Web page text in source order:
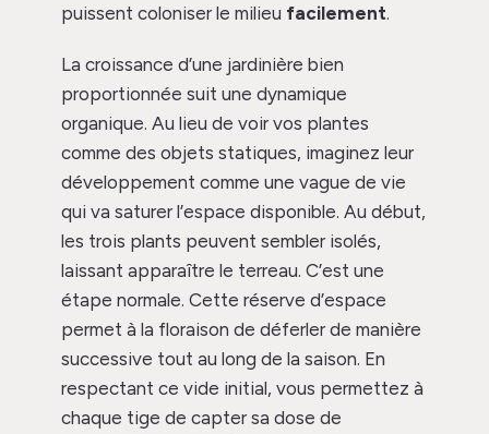
puissent coloniser le milieu facilement.
La croissance d’une jardinière bien
proportionnée suit une dynamique
organique. Au lieu de voir vos plantes
comme des objets statiques, imaginez leur
développement comme une vague de vie
qui va saturer l’espace disponible. Au début,
les trois plants peuvent sembler isolés,
laissant apparaître le terreau. C’est une
étape normale. Cette réserve d’espace
permet à la floraison de déferler de manière
successive tout au long de la saison. En
respectant ce vide initial, vous permettez à
chaque tige de capter sa dose de